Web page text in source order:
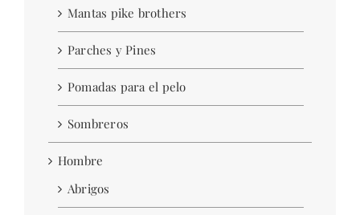
Mantas pike brothers
Parches y Pines
Pomadas para el pelo
Sombreros
Hombre
Abrigos